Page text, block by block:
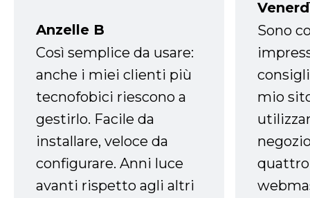
Anzelle B
Così semplice da usare:
anche i miei clienti più
tecnofobici riescono a
gestirlo. Facile da
installare, veloce da
configurare. Anni luce
avanti rispetto agli altri
Sono
mio